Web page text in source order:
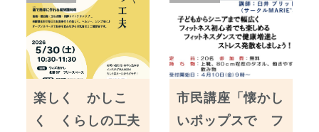
楽しく かしこ
く くらしの工夫
市民講座「懐かし
いポップスで フ